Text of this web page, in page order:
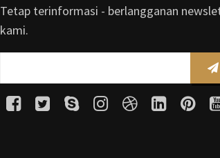
Tetap terinformasi - berlangganan
kami.